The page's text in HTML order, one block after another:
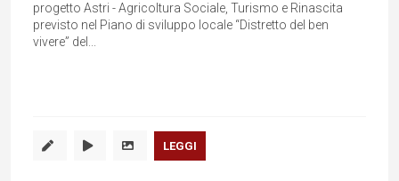
progetto Astri - Agricoltura Sociale, Turismo e Rinascita
previsto nel Piano di sviluppo locale “Distretto del ben
vivere” del...
LEGGI